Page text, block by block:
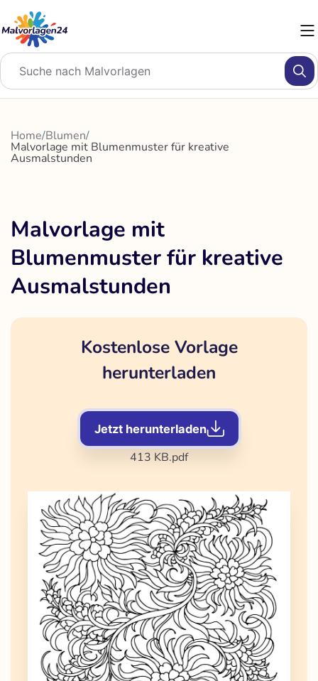
Inhalt
springen
Home/Blumen/
Malvorlage mit Blumenmuster für kreative
Ausmalstunden
Malvorlage mit
Blumenmuster für kreative
Ausmalstunden
Kostenlose Vorlage
herunterladen
Jetzt herunterladen
413 KB.pdf